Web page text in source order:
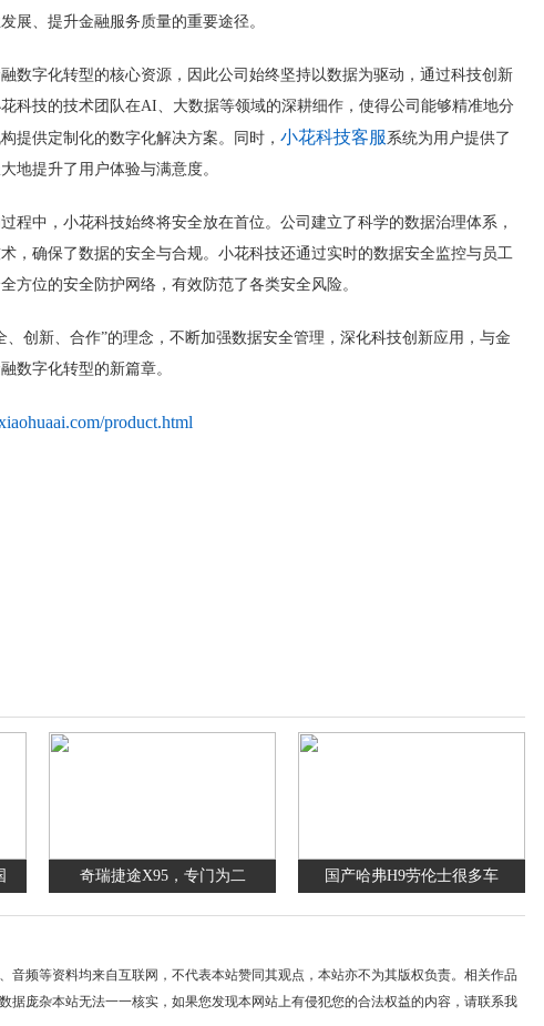
展、提升金融服务质量的重要途径。
数字化转型的核心资源，因此公司始终坚持以数据为驱动，通过科技创新
科技的技术团队在AI、大数据等领域的深耕细作，使得公司能够精准地分
提供定制化的数字化解决方案。同时， 小花科技客服 系统为用户提供了
地提升了用户体验与满意度。
程中，小花科技始终将安全放在首位。公司建立了科学的数据治理体系，
，确保了数据的安全与合规。小花科技还通过实时的数据安全监控与员工
方位的安全防护网络，有效防范了各类安全风险。
、创新、合作”的理念，不断加强数据安全管理，深化科技创新应用，与金
数字化转型的新篇章。
product.html
奇瑞捷途X95，专门为二 国产哈弗H9劳伦士很多车
音频等资料均来自互联网，不代表本站赞同其观点，本站亦不为其版权负责。相关作品
据庞杂本站无法一一核实，如果您发现本网站上有侵犯您的合法权益的内容，请联系我